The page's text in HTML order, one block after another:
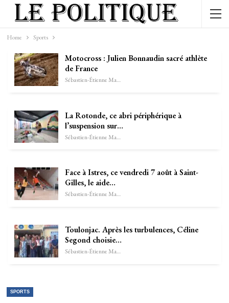
Home Sports
Motocross : Julien Bonnaudin sacré athlète
de France
Sébastien-Étienne Marechal
La Rotonde, ce abri périphérique à
l’suspension sur…
Sébastien-Étienne Marechal
Face à Istres, ce vendredi 7 août à Saint-
Gilles, le aide…
Sébastien-Étienne Marechal
Toulonjac. Après les turbulences, Céline
Segond choisie…
Sébastien-Étienne Marechal
SPORTS